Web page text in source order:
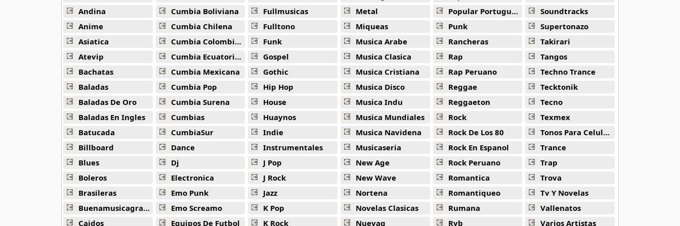
16 músicas online
Bee Gees
29 músicas online
Ben Harper
11 músicas online
Billboard
163 músicas online
Black Guayaba
25 músicas online
Black Sabbath
110 músicas online
10 músicas online
Andina
Anime
Asiatica
Atevip
Bachatas
Baladas
Baladas De Oro
Baladas En Ingles
Batucada
Billboard
Blues
Boleros
Brasileras
Buenamusicagratis
Caidos
Cumbia Boliviana
Cumbia Chilena
Cumbia Colombiana
Cumbia Ecuatoriana
Cumbia Mexicana
Cumbia Pop
Cumbia Surena
Cumbias
CumbiaSur
Dance
Dj
Electronica
Emo Punk
Emo Screamo
Equipos De Futbol
Fullmusicas
Fulltono
Funk
Gospel
Gothic
Hip Hop
House
Huaynos
Indie
Instrumentales
J Pop
J Rock
Jazz
K Pop
K Rock
Metal
Miqueas
Musica Arabe
Musica Clasica
Musica Cristiana
Musica Disco
Musica Indu
Musica Mundiales
Musica Navidena
Musicaseria
New Age
New Wave
Nortena
Novelas Clasicas
Nuevaq
Popular Portuguesa
Punk
Rancheras
Rap
Rap Peruano
Reggae
Reggaeton
Rock
Rock De Los 80
Rock En Espanol
Rock Peruano
Romantica
Romantiqueo
Rumana
Ryb
Soundtracks
Supertonazo
Takirari
Tangos
Techno Trance
Tecktonik
Tecno
Texmex
Tonos Para Celulares
Trance
Trap
Trova
Tv Y Novelas
Vallenatos
Varios Artistas